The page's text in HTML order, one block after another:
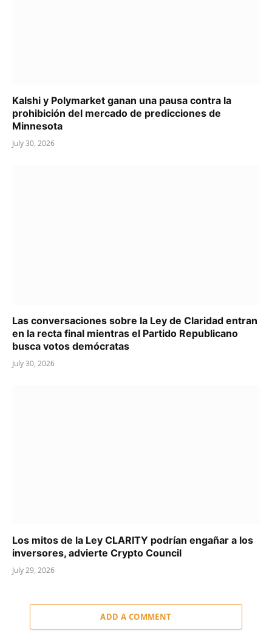
Kalshi y Polymarket ganan una pausa contra la
prohibición del mercado de predicciones de
Minnesota
July 30, 2026
Las conversaciones sobre la Ley de Claridad entran
en la recta final mientras el Partido Republicano
busca votos demócratas
July 30, 2026
Los mitos de la Ley CLARITY podrían engañar a los
inversores, advierte Crypto Council
July 29, 2026
ADD A COMMENT